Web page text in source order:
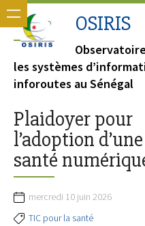
OSIRIS
les systèmes
inforoutes au Sénégal
Plaidoyer pour
l’adoption
santé
mercredi 10 juin 2026
TIC pour la santé